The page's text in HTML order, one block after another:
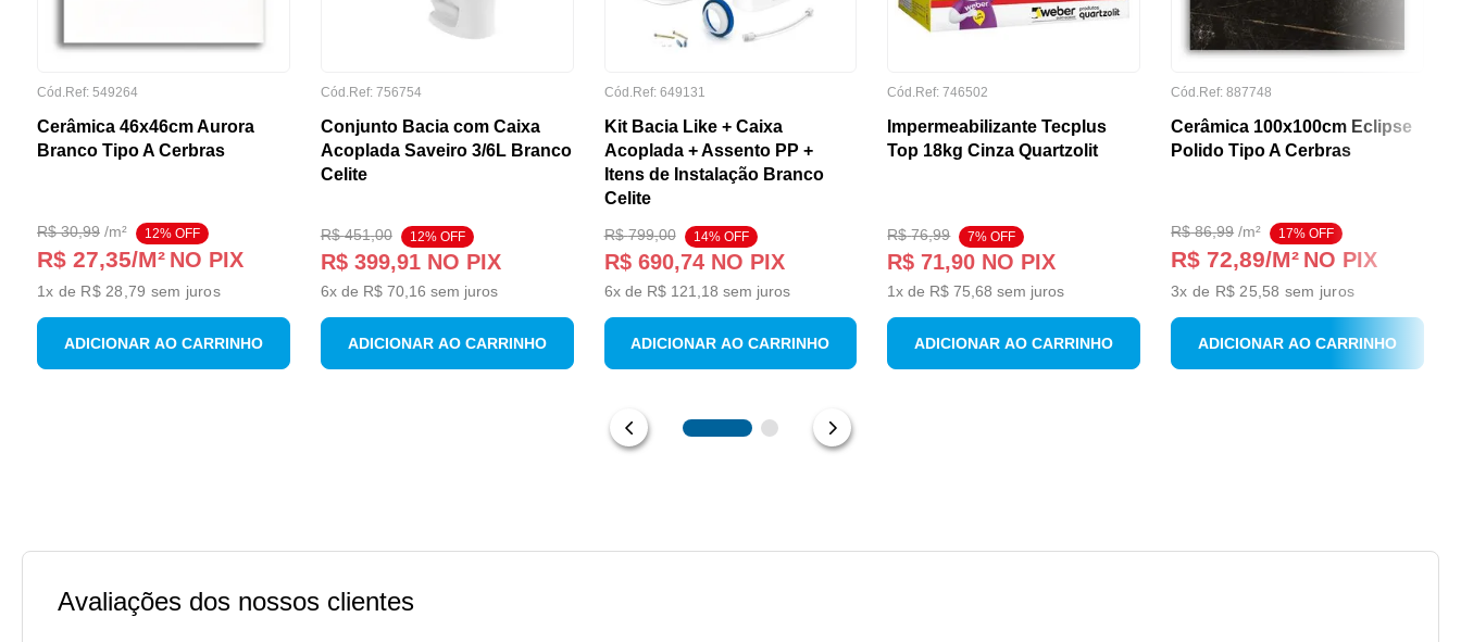
Cód.Ref: 549264
Cerâmica 46x46cm Aurora
Branco Tipo A Cerbras
R$ 30,99/m² 12% OFF
R$ 27,35/M² NO PIX
1x de R$ 28,79 sem juros
ADICIONAR AO CARRINHO
Cód.Ref: 756754
Conjunto Bacia com Caixa
Acoplada Saveiro 3/6L Branco
Celite
R$ 451,00 12% OFF
R$ 399,91NO PIX
6x de R$ 70,16 sem juros
ADICIONAR AO CARRINHO
Cód.Ref: 649131
Kit Bacia Like + Caixa
Acoplada + Assento PP +
Itens de Instalação Branco
Celite
R$ 799,00 14% OFF
R$ 690,74NO PIX
6x de R$ 121,18 sem juros
ADICIONAR AO CARRINHO
Cód.Ref:746502
Impermeabilizante Tecplus
Top 18kg Cinza Quartzolit
R$ 76,99 7% OFF
R$ 71,90 NO PIX
1x de R$ 75,68 sem juros
ADICIONAR AO CARRINHO
Cód.Ref:887748
Cerâmica 100x100cm Eclipse
Polido Tipo A Cerbras
R$ 86,99 /m² 17% OFF
R$ 72,89/M² NO PIX
3x de R$ 25,58 sem juros
ADICIONAR AO CARRINHO
Avaliações dos nossos clientes